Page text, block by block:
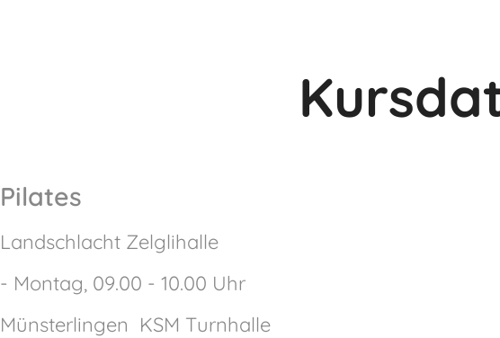
Pilates
Landschlacht Zelglihalle
- Montag, 09.00 - 10.00 Uhr
Münsterlingen KSM Turnhalle